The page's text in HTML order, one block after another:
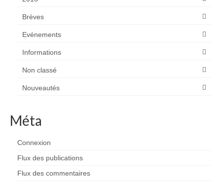
Brèves
Evénements
Informations
Non classé
Nouveautés
Méta
Connexion
Flux des publications
Flux des commentaires